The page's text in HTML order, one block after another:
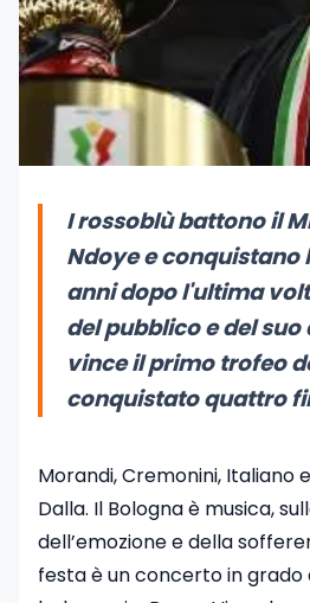
I rossoblù battono il
Ndoye e conquistano
anni dopo l'ultima
del pubblico e del
vince il primo trofeo
conquistato quattro
Morandi, Cremonini, Italiano
Dalla. Il Bologna è musica,
dell’emozione e della
festa è un concerto in grado